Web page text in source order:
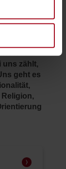
dich
uns zählt,
geht es